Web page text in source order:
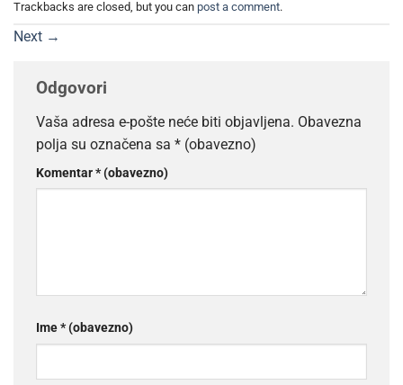
Trackbacks are closed, but you can post a comment.
Next →
Odgovori
Vaša adresa e-pošte neće biti objavljena. Obavezna
polja su označena sa * (obavezno)
Komentar* (obavezno)
Ime* (obavezno)